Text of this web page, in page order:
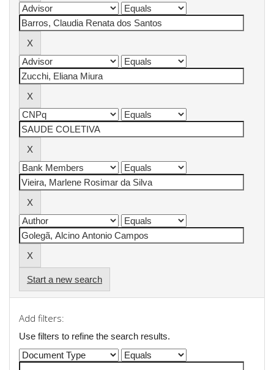
Start a new search
Add filters:
Use filters to refine the search results.